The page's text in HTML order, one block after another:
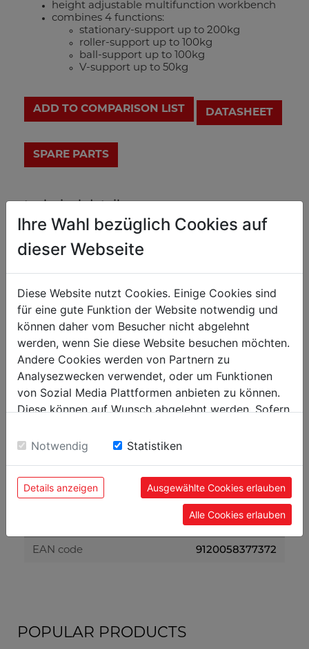
height adjustable multifunction workbench
combines 4 functions:
stationary-support up to 200kg
roller-support up to 100kg
ball-support up to 100kg
V-support up to 50kg
ADD TO COMPARISON LIST DATASHEET
technical details
measurements
total dimensions in mm 670x750x830-1275mm
weight
gross weight in kg 12.70
packaging
packaging height in mm 180
EAN code 9120058377372
POPULAR PRODUCTS
Ihre Wahl bezüglich Cookies auf
dieser Webseite
Diese Website nutzt Cookies. Einige Cookies sind
für eine gute Funktion der Website notwendig und
können daher vom Besucher nicht abgelehnt
werden, wenn Sie diese Website besuchen möchten.
Andere Cookies werden von Partnern zu
Analysezwecken verwendet, oder um Funktionen
von Sozial Media Plattformen anbieten zu können.
Diese können auf Wunsch abgelehnt werden. Sofern
Einwilligung zu unseren Cookies.
Notwendig Statistiken
Details anzeigen Ausgewählte Cookies erlauben
Alle Cookies erlauben